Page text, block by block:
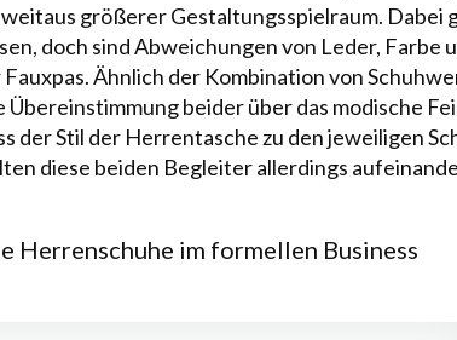
größerer Gestaltungsspielraum. Dabei
doch sind Abweichungen von Leder, Farbe
Ähnlich der Kombination von
beider über das modische
der Stil der Herrentasche zu den jeweiligen
diese beiden Begleiter allerdings
Herrenschuhe im formellen Business